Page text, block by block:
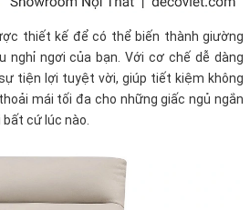
thiết kế để có thể biến thành giường
nghỉ ngơi của bạn. Với cơ chế dễ dàng
tiện lợi tuyệt vời, giúp tiết kiệm không
mái tối đa cho những giấc ngủ ngắn
cứ lúc nào.